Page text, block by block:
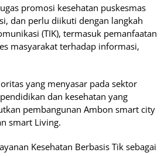
promosi kesehatan puskesmas
dan perlu diikuti dengan langkah
(TIK), termasuk pemanfaatan
masyarakat terhadap informasi,
yang menyasar pada sektor
dan kesehatan yang
pembangunan Ambon smart city
smart Living.
Kesehatan Berbasis Tik sebagai